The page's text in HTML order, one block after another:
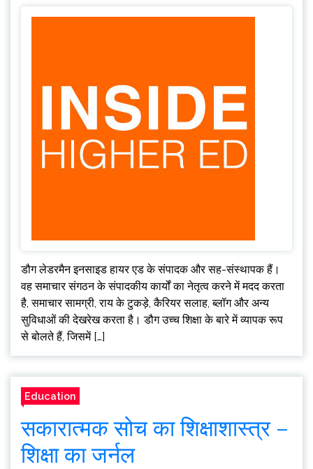
डौग लेडरमैन इनसाइड हायर एड के संपादक और सह-संस्थापक हैं।
वह समाचार संगठन के संपादकीय कार्यों का नेतृत्व करने में मदद करता
है, समाचार सामग्री, राय के टुकड़े, कैरियर सलाह, ब्लॉग और अन्य
सुविधाओं की देखरेख करता है। डौग उच्च शिक्षा के बारे में व्यापक रूप
से बोलते हैं, जिसमें […]
Education
सकारात्मक सोच का शिक्षाशास्त्र –
शिक्षा का जर्नल